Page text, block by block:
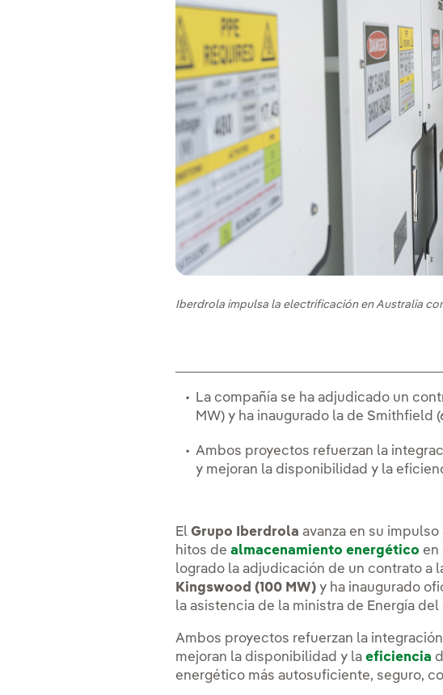
Iberdrola impulsa la electrificación en Australia
La compañía se ha adjudicado un
MW) y ha inaugurado la de Smithfield
Ambos proyectos refuerzan la
y mejoran la disponibilidad y la
El Grupo Iberdrolaavanza en su
hitos dealmacenamiento energético en
logrado la adjudicación de un contrato a
Kingswood (100 MW) y ha inaugurado
la asistencia de la ministra de Energía
Ambos proyectos refuerzan la
mejoran la disponibilidad y laeficiencia
energético más autosuficiente, seguro,